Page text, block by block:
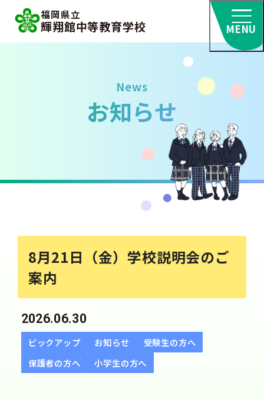
福岡県立
輝翔館中等教育学校 MENU
News
お知らせ
8月21日（金）学校説明会のご
案内
2026.06.30
ピックアップ お知らせ
受験生の方へ
保護者の方へ
小学生の方へ